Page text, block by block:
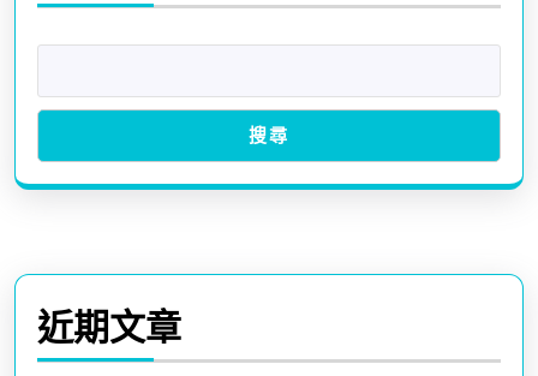
搜尋
近期文章